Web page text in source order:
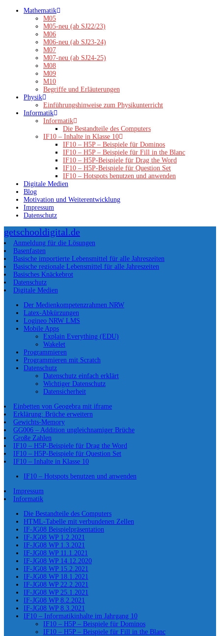
Zum
Mathematik
M05
M05-neu (ab SJ22/23)
M06
M06-neu (ab SJ23-24)
M07
M07-neu (ab SJ24-25)
M08
M09
M10
Begriffe und Erläuterungen
Physik
Einführungshinweise zum Physikunterricht
Informatik
Informatik
Die Bestandteile des Computers
IF10 – Inhalte in Klasse 10
IF10 – H5P – Beispiele für Dominos
IF10 – H5P – Beispiele für Fill in the Blanc
IF10 – H5P-Beispiele für Drag the Word
IF10 – H5P-Beispiele für Question Set
IF10 – Hotspots benutzen und anwenden
Digitale Medien
Blog
Motivation und Weiterentwicklung
Impressum
Datenschutz
getschooldigital.de
Anmeldung für die Lösungen
Basenfasten
Basische importierte Lebensmittel für alle Jahreszeiten
Basische regionale Lebensmittel für alle Jahreszeiten
Basisches Knäckebrot
Datenschutz
Digitale Medien
Der Medienkompetenzrahmen NRW
Latex-Abkürzungen
Logineo NRW LMS
Mobile Apps
Explain Everything (EDU)
Wakelet
Programmieren
Programmieren mit Scratch
Datenschutz
Datenschutz einfach erklärt
Wichtiger Datenschutz
Datensicherheit
Einbetten von Geogebra mit iframe
Erklärung: Brüche erweitern
Gewichts-Memory
GG006 – Addition ungleichnamiger Brüche
Große Zahlen
IF10 – H5P-Beispiele für Drag the Word
IF10 – H5P-Beispiele für Question Set
IF10 – Inhalte in Klasse 10
IF10 – Hotspots benutzen und anwenden
Impressum
Informatik
Die Bestandteile des Computers
HTML-Tabelle mit verbundenen Zellen
IF-JG08 Beispielpräsentation
IF-JG08 WP 1.2.2021
IF-JG08 WP 1.3.2021
IF-JG08 WP 11.1.2021
IF-JG08 WP 14.12.2020
IF-JG08 WP 15.2.2021
IF-JG08 WP 18.1.2021
IF-JG08 WP 22.2.2021
IF-JG08 WP 25.1.2021
IF-JG08 WP 8.2.2021
IF-JG08 WP 8.3.2021
IF10 – Informatikinhalte im Jahrgang 10
IF10 – H5P – Beispiele für Dominos
IF10 – H5P – Beispiele für Fill in the Blanc